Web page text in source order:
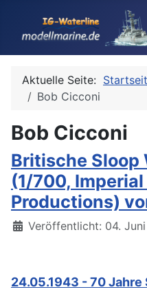
Aktuelle Seite:
Bob Cicconi
Bob Cicconi
Britische Sloop
(1/700,
Productions)
Details
Veröffentlicht: 04.
24.05.1943 - 70